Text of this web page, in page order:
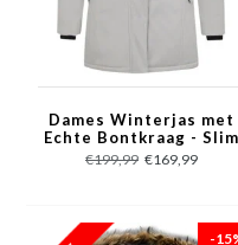
Dames Winterjas met
Echte Bontkraag - Slim
Fit - Beige
€199,99 €169,99
-